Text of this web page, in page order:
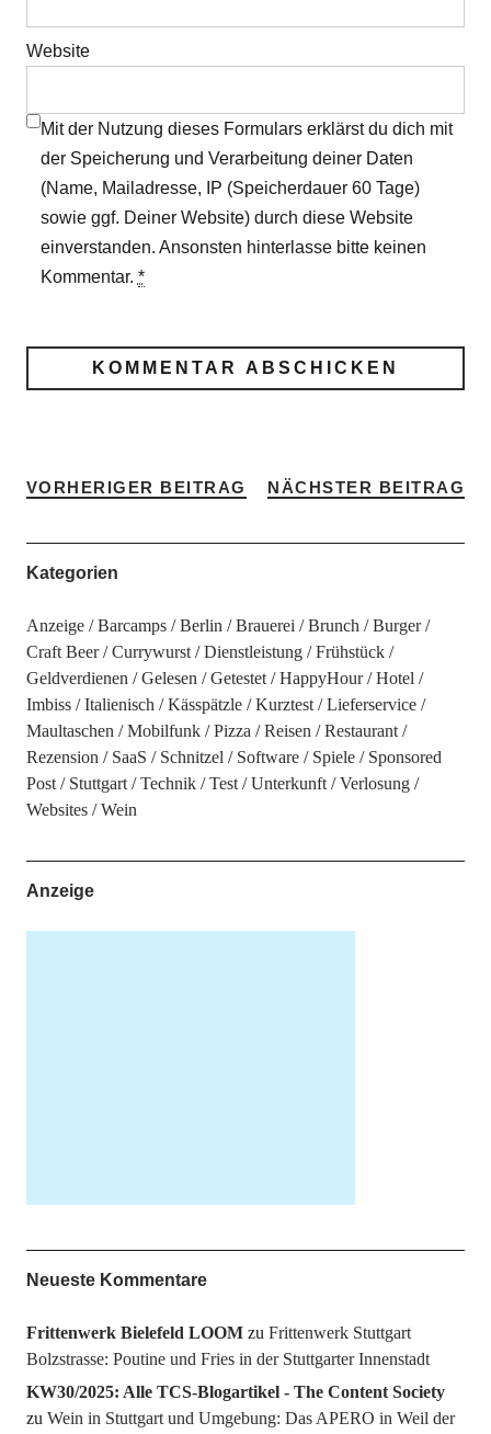
Website
Mit der Nutzung dieses Formulars erklärst du dich mit
der Speicherung und Verarbeitung deiner Daten
(Name, Mailadresse, IP (Speicherdauer 60 Tage)
sowie ggf. Deiner Website) durch diese Website
einverstanden. Ansonsten hinterlasse bitte keinen
Kommentar. *
VORHERIGER BEITRAG NÄCHSTER BEITRAG
Kategorien
Anzeige Barcamps Berlin Brauerei Brunch
Burger
Craft Beer
Currywurst Dienstleistung
Frühstück
Geldverdienen
Gelesen Getestet HappyHour
Hotel
Imbiss
Italienisch Kässpätzle Kurztest
Lieferservice
Maultaschen
Mobilfunk Pizza Reisen
Restaurant
Rezension
SaaS Schnitzel Software Spiele
Sponsored
Post
Stuttgart Technik Test Unterkunft
Verlosung
Websites
Wein
Anzeige
Neueste Kommentare
Frittenwerk Bielefeld LOOMzu Frittenwerk Stuttgart
Bolzstrasse: Poutine und Fries in der Stuttgarter Innenstadt
KW30/2025: Alle TCS-Blogartikel - The Content Society
zu Wein in Stuttgart und Umgebung: Das APERO in Weil der